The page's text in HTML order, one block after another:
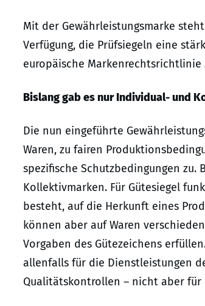
Mit der Gewährleistungsmarke
Verfügung, die Prüfsiegeln eine
europäische Markenrechtsrichtlinie
Bislang gab es nur Individual- und
Die nun eingeführte
Waren, zu fairen
spezifische Schutzbedingungen
Kollektivmarken. Für Gütesiegel
besteht, auf die Herkunft eines
können aber auf Waren
Vorgaben des Gütezeichens
allenfalls für die Dienstleistungen
Qualitätskontrollen – nicht aber für